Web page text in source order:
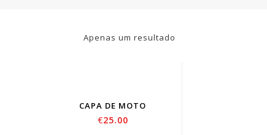
Apenas um resultado
CAPA DE MOTO
€25.00